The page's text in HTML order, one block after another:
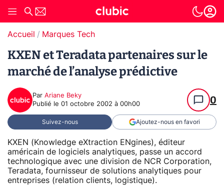
Accueil Marques Tech
KXEN et Teradata partenaires sur le
marché de l’analyse prédictive
Par Ariane Beky
Publié le 01 octobre 2002 à 00h00 0
Suivez-nous Ajoutez-nous en favori
KXEN (Knowledge eXtraction ENgines), éditeur
américain de logiciels analytiques, passe un accord
technologique avec une division de NCR Corporation,
Teradata, fournisseur de solutions analytiques pour
entreprises (relation clients, logistique).